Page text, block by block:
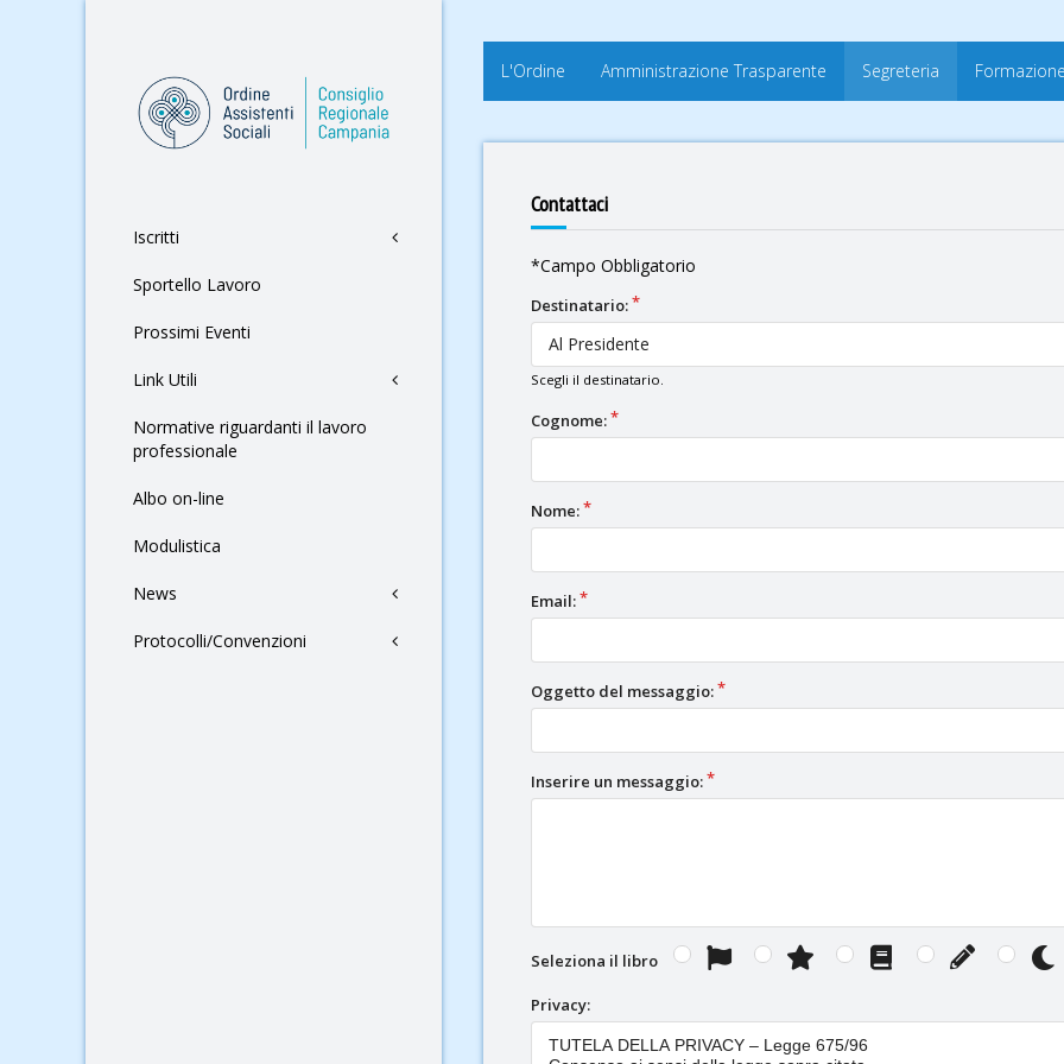
Iscritti
Sportello Lavoro
Prossimi Eventi
Link Utili
Normative riguardanti il lavoro
professionale
Albo on-line
Modulistica
News
Protocolli/Convenzioni
L'Ordine Amministrazione Trasparente Segreteria Formazione
Contattaci
*Campo Obbligatorio
Destinatario:
Al Presidente
Scegli il destinatario.
Cognome:
Nome:
Email:
Oggetto del messaggio:
Inserire un messaggio:
Seleziona il libro
Privacy: